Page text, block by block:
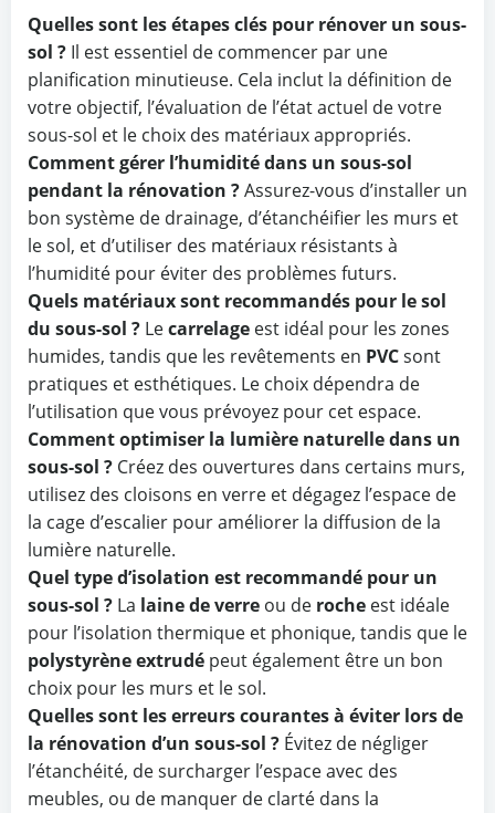
Quelles sont les étapes clés pour rénover un sous-
sol ? Il est essentiel de commencer par une
planification minutieuse. Cela inclut la définition de
votre objectif, l’évaluation de l’état actuel de votre
sous-sol et le choix des matériaux appropriés.
Comment gérer l’humidité dans un sous-sol
pendant la rénovation ?Assurez-vous d’installer un
bon système de drainage, d’étanchéifier les murs et
le sol, et d’utiliser des matériaux résistants à
l’humidité pour éviter des problèmes futurs.
Quels matériaux sont recommandés pour le sol
du sous-sol ? Lecarrelage est idéal pour les zones
humides, tandis que les revêtements en PVCsont
pratiques et esthétiques. Le choix dépendra de
l’utilisation que vous prévoyez pour cet espace.
Comment optimiser la lumière naturelle dans un
sous-sol ? Créez des ouvertures dans certains murs,
utilisez des cloisons en verre et dégagez l’espace de
la cage d’escalier pour améliorer la diffusion de la
lumière naturelle.
Quel type d’isolation est recommandé pour un
sous-sol ? La laine de verre ou de roche est idéale
pour l’isolation thermique et phonique, tandis que le
polystyrène extrudé peut également être un bon
choix pour les murs et le sol.
Quelles sont les erreurs courantes à éviter lors de
la rénovation d’un sous-sol ? Évitez de négliger
l’étanchéité, de surcharger l’espace avec des
meubles, ou de manquer de clarté dans la